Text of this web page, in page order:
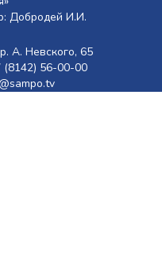
Добродей И.И.
А. Невского, 65
56-00-00